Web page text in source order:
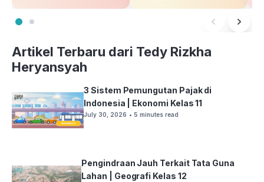
Artikel Terbaru dari Tedy Rizkha
Heryansyah
3 Sistem Pemungutan Pajak di
Indonesia | Ekonomi Kelas 11
July 30, 2026 • 5 minutes read
Pengindraan Jauh Terkait Tata Guna
Lahan | Geografi Kelas 12